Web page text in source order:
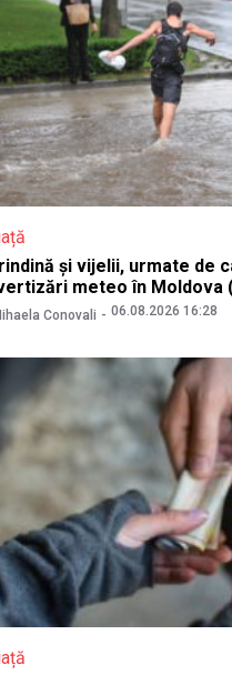
și vijelii, urmate de
meteo în Moldova
Conovali 06.08.2026 16:28